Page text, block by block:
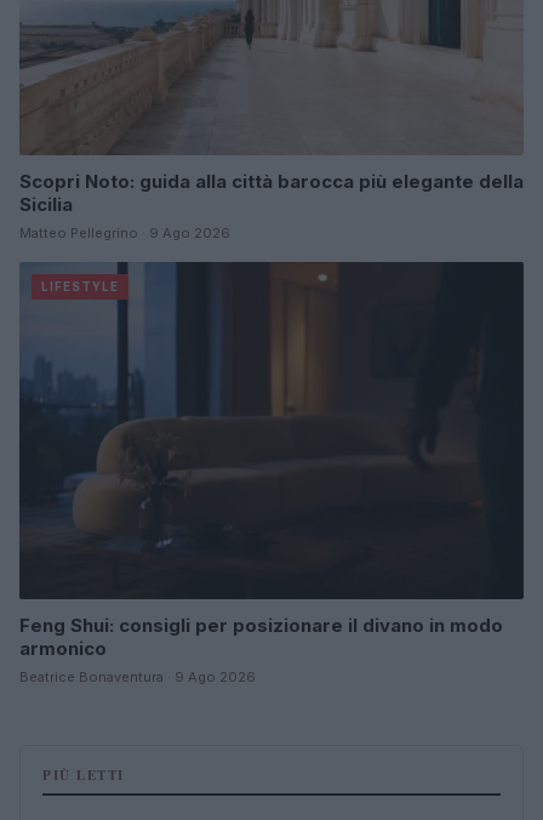
Scopri Noto: guida alla città barocca più elegante della
Sicilia
Matteo Pellegrino · 9 Ago 2026
LIFESTYLE
Feng Shui: consigli per posizionare il divano in modo
armonico
Beatrice Bonaventura · 9 Ago 2026
PIÙ LETTI